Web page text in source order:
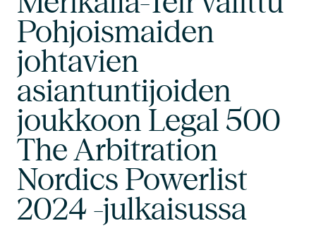
Pohjoismaiden
johtavien
asiantuntijoiden
joukkoon Legal 500
The Arbitration
Nordics Powerlist
2024 -julkaisussa